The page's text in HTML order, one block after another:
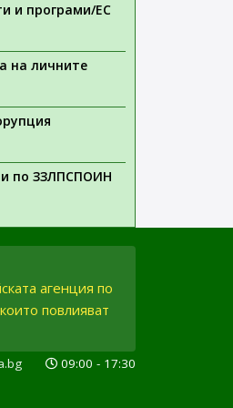
и програми/ЕС
на личните
по ЗЗЛПСПОИН
агенция по
повлияват
09:00 - 17:30